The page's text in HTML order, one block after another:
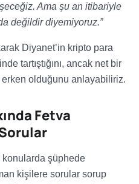
Ama şu an itibariyle
değildir diyemiyoruz.”
Diyanet’in kripto para
tartıştığını, ancak net bir
olduğunu anlayabiliriz.
Fetva
konularda şüphede
kişilere sorular sorup